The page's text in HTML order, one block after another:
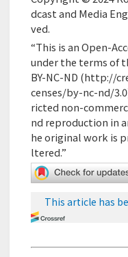
dcast and Media
ved.
“This is an Open-
under the terms of
BY-NC-ND (http://
censes/by-nc-nd/3.0
ricted non-
nd reproduction in
he original work is
ltered.”
This article has